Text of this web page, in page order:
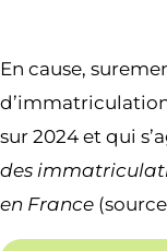
En cause,
sur 2024 et qui
des
en France